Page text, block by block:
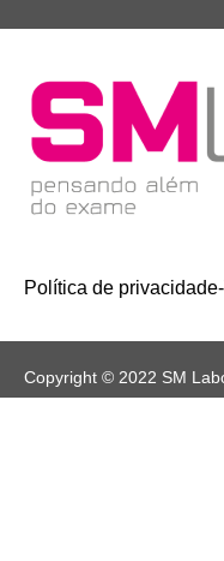
Política de privacidade-
Copyright © 2022 SM